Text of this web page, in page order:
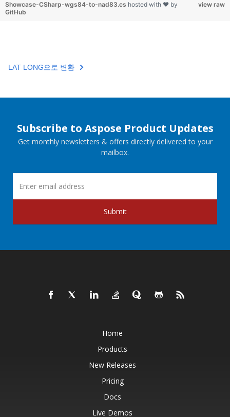
view raw
Showcase-CSharp-wgs84-to-nad83.cs hosted with ❤ by
GitHub
LAT LONG으로 변환
Subscribe to Aspose Product Updates
Get monthly newsletters & offers directly delivered to your
mailbox.
Submit
Home
Products
New Releases
Pricing
Docs
Live Demos